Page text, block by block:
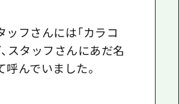
ッフさんには「カラコ
、スタッフさんにあだ名
呼んでいました。